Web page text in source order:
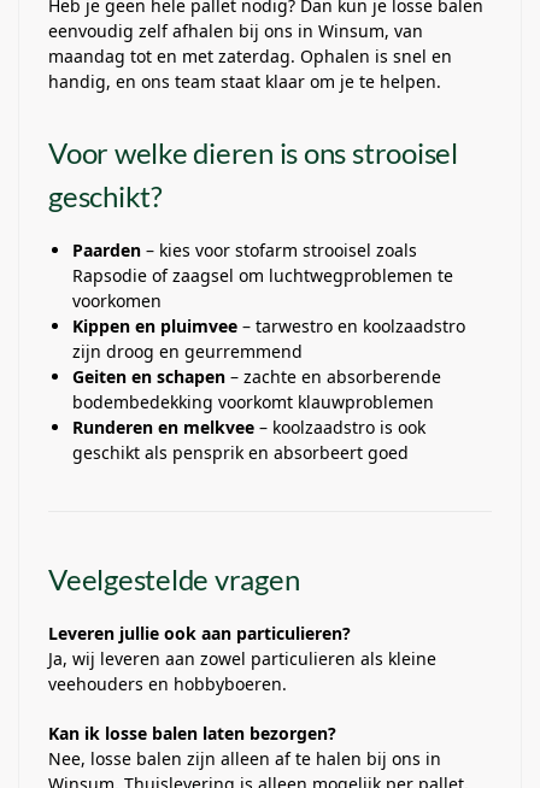
Heb je geen hele pallet nodig? Dan kun je losse balen
eenvoudig zelf afhalen bij ons in Winsum, van
maandag tot en met zaterdag. Ophalen is snel en
handig, en ons team staat klaar om je te helpen.
Voor welke dieren is ons strooisel
geschikt?
Paarden – kies voor stofarm strooisel zoals
Rapsodie of zaagsel om luchtwegproblemen te
voorkomen
Kippen en pluimvee – tarwestro en koolzaadstro
zijn droog en geurremmend
Geiten en schapen – zachte en absorberende
bodembedekking voorkomt klauwproblemen
Runderen en melkvee – koolzaadstro is ook
geschikt als pensprik en absorbeert goed
Veelgestelde vragen
Leveren jullie ook aan particulieren?
Ja, wij leveren aan zowel particulieren als kleine
veehouders en hobbyboeren.
Kan ik losse balen laten bezorgen?
Nee, losse balen zijn alleen af te halen bij ons in